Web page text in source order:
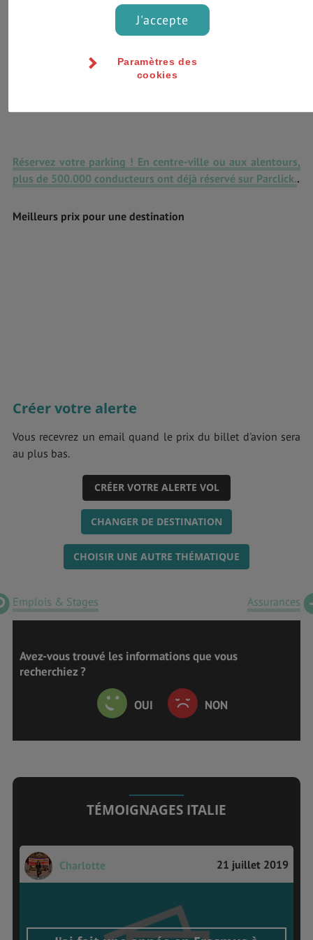
Réservez votre parking ! En centre-ville ou aux alentours,
plus de 500.000 conducteurs ont déjà réservé sur Parclick..
Meilleurs prix pour une destination
Créer votre alerte
Vous recevrez un email quand le prix du billet d'avion sera
au plus bas.
CRÉER VOTRE ALERTE VOL
CHANGER DE DESTINATION
CHOISIR UNE AUTRE THÉMATIQUE
Emplois & Stages Assurances
Avez-vous trouvé les informations que vous
recherchiez ?
OUI NON
TÉMOIGNAGES ITALIE
Charlotte 21 juillet 2019
J'accepte
Paramètres des
cookies